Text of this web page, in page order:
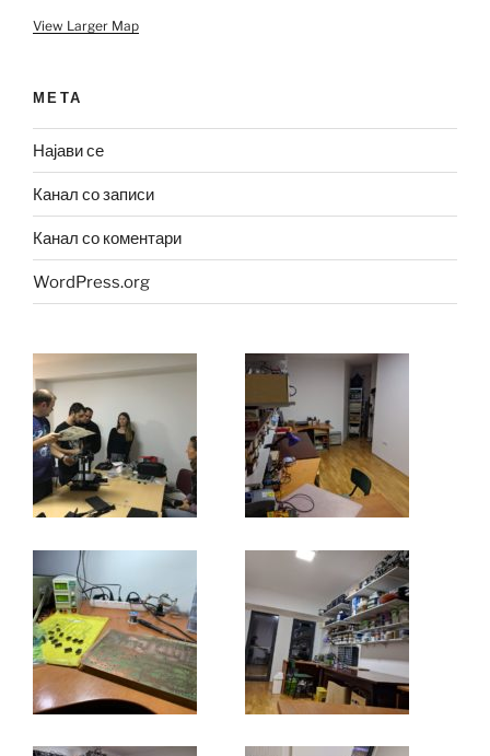
View Larger Map
МЕТА
Најави се
Канал со записи
Канал со коментари
WordPress.org